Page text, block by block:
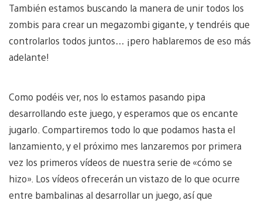
También estamos buscando la manera de unir todos los
zombis para crear un megazombi gigante, y tendréis que
controlarlos todos juntos… ¡pero hablaremos de eso más
adelante!
Como podéis ver, nos lo estamos pasando pipa
desarrollando este juego, y esperamos que os encante
jugarlo. Compartiremos todo lo que podamos hasta el
lanzamiento, y el próximo mes lanzaremos por primera
vez los primeros vídeos de nuestra serie de «cómo se
hizo». Los vídeos ofrecerán un vistazo de lo que ocurre
entre bambalinas al desarrollar un juego, así que